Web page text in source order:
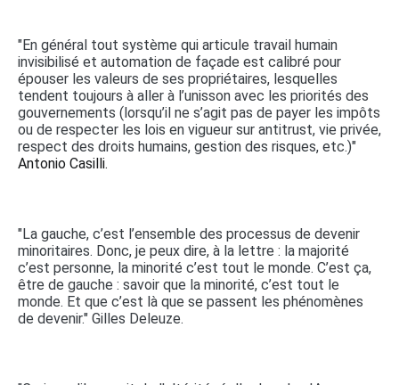
"En général tout système qui articule travail humain
invisibilisé et automation de façade est calibré pour
épouser les valeurs de ses propriétaires, lesquelles
tendent toujours à aller à l’unisson avec les priorités des
gouvernements (lorsqu’il ne s’agit pas de payer les impôts
ou de respecter les lois en vigueur sur antitrust, vie privée,
respect des droits humains, gestion des risques, etc.)"
Antonio Casilli.
"La gauche, c’est l’ensemble des processus de devenir
minoritaires. Donc, je peux dire, à la lettre : la majorité
c’est personne, la minorité c’est tout le monde. C’est ça,
être de gauche : savoir que la minorité, c’est tout le
monde. Et que c’est là que se passent les phénomènes
de devenir." Gilles Deleuze.